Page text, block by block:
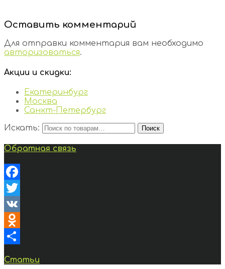
Оставить комментарий
Для отправки комментария вам необходимо
авторизоваться.
Акции и скидки:
Екатеринбург
Москва
Санкт-Петербург
Искать:
Поиск
Обратная связь
Facebook
Twitter
VK
Odnoklassniki
Статьи